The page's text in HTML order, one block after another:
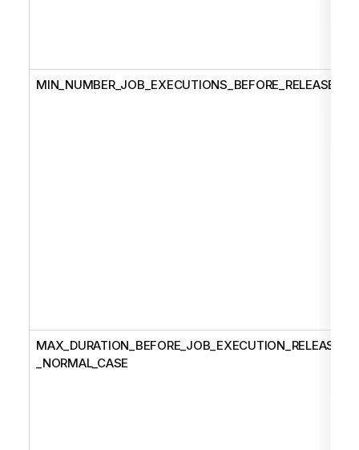
MIN_NUMBER_JOB_EXECUTIONS_BEFORE_RELEASE
MAX_DURATION_BEFORE_JOB_EXECUTION_RELEASE
_NORMAL_CASE